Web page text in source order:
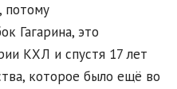
потому
Гагарина, это
КХЛ и спустя 17 лет
которое было ещё во